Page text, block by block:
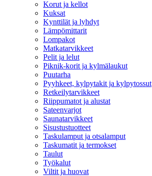
Korut ja kellot
Kuksat
Kynttilät ja lyhdyt
Lämpömittarit
Lompakot
Matkatarvikkeet
Pelit ja lelut
Piknik-korit ja kylmälaukut
Puutarha
Pyyhkeet, kylpytakit ja kylpytossut
Retkeilytarvikkeet
Riippumatot ja alustat
Sateenvarjot
Saunatarvikkeet
Sisustustuotteet
Taskulamput ja otsalamput
Taskumatit ja termokset
Taulut
Työkalut
Viltit ja huovat